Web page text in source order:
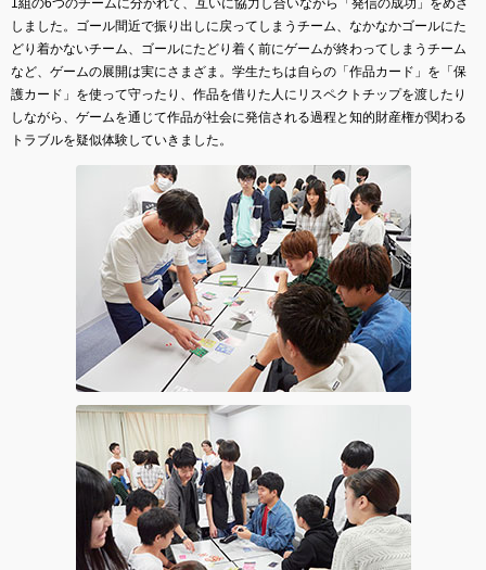
1組の6つのチームに分かれて、互いに協力し合いながら「発信の成功」をめざ
しました。ゴール間近で振り出しに戻ってしまうチーム、なかなかゴールにた
どり着かないチーム、ゴールにたどり着く前にゲームが終わってしまうチーム
など、ゲームの展開は実にさまざま。学生たちは自らの「作品カード」を「保
護カード」を使って守ったり、作品を借りた人にリスペクトチップを渡したり
しながら、ゲームを通じて作品が社会に発信される過程と知的財産権が関わる
トラブルを疑似体験していきました。